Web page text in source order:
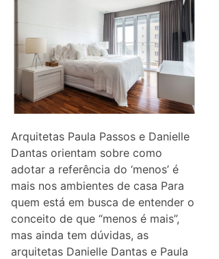
Arquitetas Paula Passos e Danielle
Dantas orientam sobre como
adotar a referência do ‘menos’ é
mais nos ambientes de casa Para
quem está em busca de entender o
conceito de que “menos é mais”,
mas ainda tem dúvidas, as
arquitetas Danielle Dantas e Paula